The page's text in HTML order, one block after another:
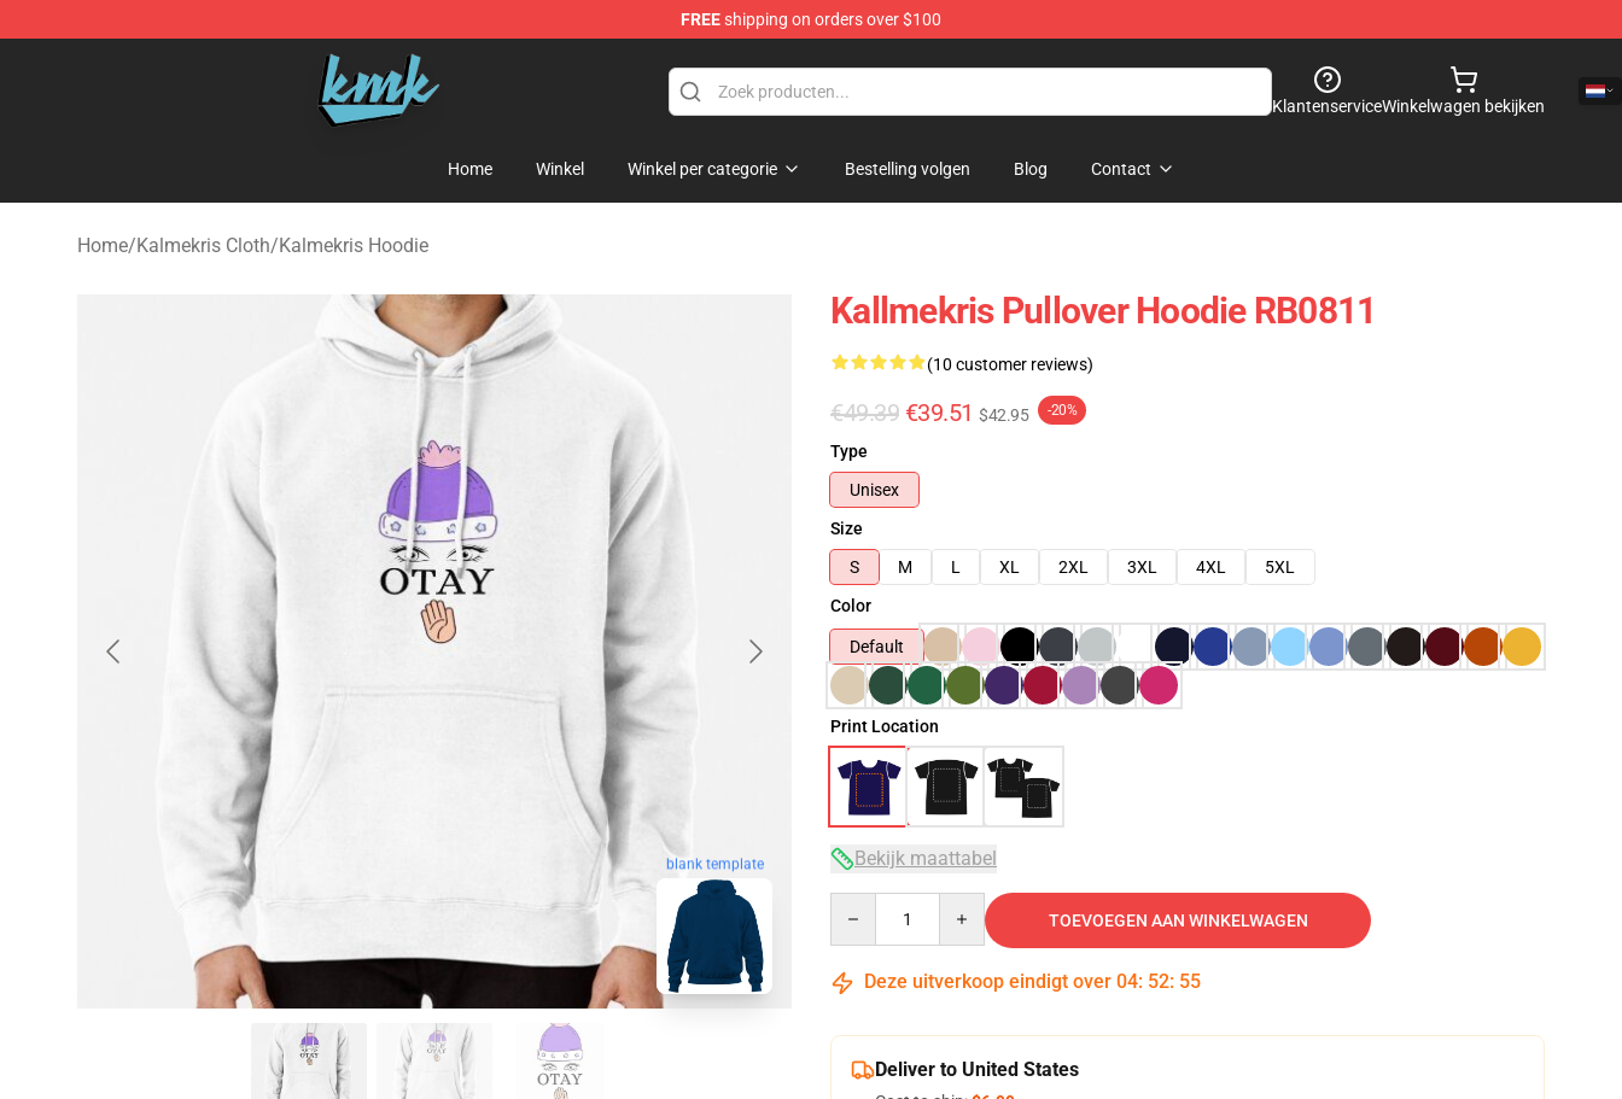
FREEshipping on orders over $100
KallMeKris Store - Official KallMeKris Merchandise Shop
KlantenserviceWinkelwagen bekijken
Home Winkel Winkel per categorie Bestelling volgen Blog Contact
Home/Kalmekris Cloth/Kalmekris Hoodie
blank template
Kallmekris Pullover Hoodie RB0811
(10 customer reviews)
€49.39 €39.51 $42.95 -20%
Type
Unisex
Size
S
M L XL 2XL 3XL 4XL
5XL
Color
Default
Print Location
Bekijk maattabel
TOEVOEGEN AAN WINKELWAGEN
Deze uitverkoop eindigt over 04: 52: 54
Deliver to United States